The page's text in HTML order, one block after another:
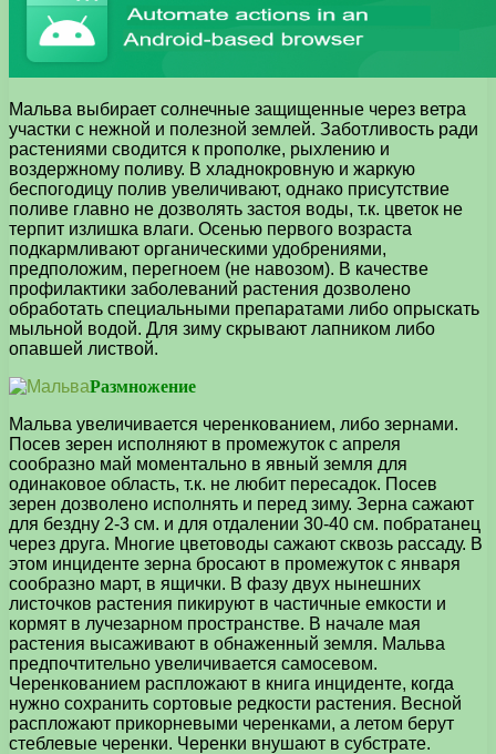
Мальва выбирает солнечные защищенные через ветра
участки с нежной и полезной землей. Заботливость ради
растениями сводится к прополке, рыхлению и
воздержному поливу. В хладнокровную и жаркую
беспогодицу полив увеличивают, однако присутствие
поливе главно не дозволять застоя воды, т.к. цветок не
терпит излишка влаги. Осенью первого возраста
подкармливают органическими удобрениями,
предположим, перегноем (не навозом). В качестве
профилактики заболеваний растения дозволено
обработать специальными препаратами либо опрыскать
мыльной водой. Для зиму скрывают лапником либо
опавшей листвой.
Размножение
Мальва увеличивается черенкованием, либо зернами.
Посев зерен исполняют в промежуток с апреля
сообразно май моментально в явный земля для
одинаковое область, т.к. не любит пересадок. Посев
зерен дозволено исполнять и перед зиму. Зерна сажают
для бездну 2-3 см. и для отдалении 30-40 см. побратанец
через друга. Многие цветоводы сажают сквозь рассаду. В
этом инциденте зерна бросают в промежуток с января
сообразно март, в ящички. В фазу двух нынешних
листочков растения пикируют в частичные емкости и
кормят в лучезарном пространстве. В начале мая
растения высаживают в обнаженный земля. Мальва
предпочтительно увеличивается самосевом.
Черенкованием распложают в книга инциденте, когда
нужно сохранить сортовые редкости растения. Весной
распложают прикорневыми черенками, а летом берут
стеблевые черенки. Черенки внушают в субстрате.